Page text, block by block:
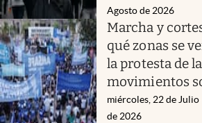
Agosto de 2026
Marcha y
qué zonas se
la protesta de
movimientos
miércoles, 22 de Julio
de 2026